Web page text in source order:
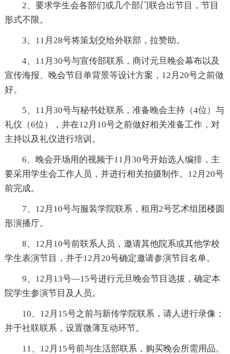
2、要求学生会各部们或几个部门联合出节目，节目
形式不限。
3、11月28号将策划交给外联部，拉赞助。
4、11月30号与宣传部联系，商讨元旦晚会幕布以及
宣传海报、晚会节目单背景等设计方案，12月20号之前做
好。
5、11月30号与秘书处联系，准备晚会主持（4位）与
礼仪（6位），并在12月10号之前做好相关准备工作，对
主持以及礼仪进行培训。
6、晚会开场用的视频于11月30号开始选人编排，主
要采用学生会工作人员，并进行相关拍摄制作。12月20号
前完成。
7、12月10号与服装学院联系，租用2号艺术组团楼圆
形演播厅。
8、12月10号前联系人员，邀请其他院系或其他学校
学生表演节目，并于12月20号确定邀请参演节目名单。
9、12月13号—15号进行元旦晚会节目选拔，确定本
院学生参演节目及人员。
10、12月15号之前与新传学院联系，请人进行录像；
并于社联联系，设置微薄互动环节。
11、12月15号前与生活部联系，购买晚会所需用品。